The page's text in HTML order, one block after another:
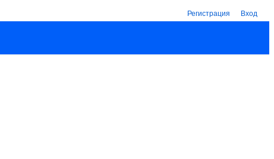
Регистрация Вход